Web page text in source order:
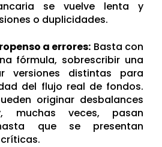
se vuelve lenta y
o duplicidades.
a errores: Basta con
fórmula, sobrescribir una
versiones distintas para
del flujo real de fondos.
originar desbalances
muchas veces, pasan
que se presentan